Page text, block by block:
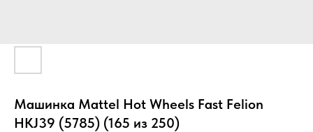
Машинка Mattel Hot Wheels Fast Felion
HKJ39 (5785) (165 из 250)